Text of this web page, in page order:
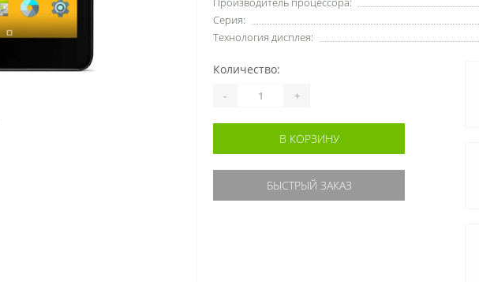
Серия:
Технология дисплея:
Количество:
- +
В КОРЗИНУ
БЫСТРЫЙ ЗАКАЗ